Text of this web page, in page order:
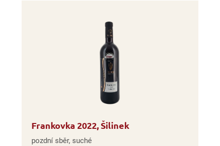
Frankovka 2022, Šilinek
pozdní sběr, suché